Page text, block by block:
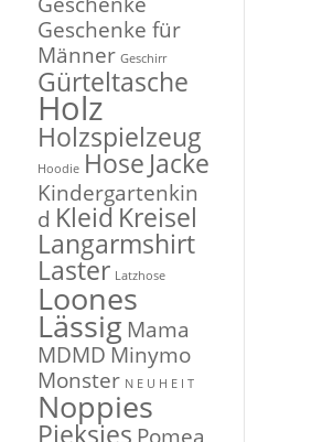
Geschenke für
Männer Geschirr
Gürteltasche
Holz
Holzspielzeug
Hoodie Hose Jacke
Kindergartenkin
d Kleid Kreisel
Langarmshirt
Laster Latzhose
Loones
Lässig Mama
MDMD Minymo
Monster N E U H E I T
Noppies
Pieksies Pomea